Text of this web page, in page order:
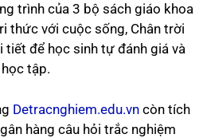
trình của 3 bộ sách giáo khoa
thức với cuộc sống, Chân trời
tiết để học sinh tự đánh giá và
tập.
Detracnghiem.edu.vn còn tích
hàng câu hỏi trắc nghiệm